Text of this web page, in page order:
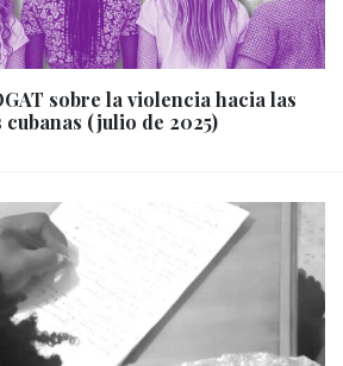
sobre la violencia hacia las
(julio de 2025)